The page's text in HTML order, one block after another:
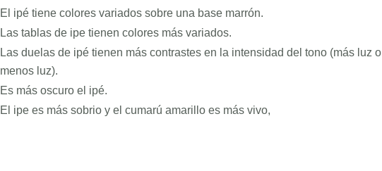
El ipé tiene colores variados sobre una base marrón.
Las tablas de ipe tienen colores más variados.
Las duelas de ipé tienen más contrastes en la intensidad del tono (más luz o
menos luz).
Es más oscuro el ipé.
El ipe es más sobrio y el cumarú amarillo es más vivo,